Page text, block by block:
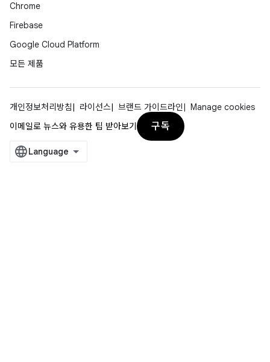
Chrome
Firebase
Google Cloud Platform
모든 제품
개인정보처리방침 라이선스 브랜드 가이드라인
Manage cookies
이메일로 뉴스와 유용한 팁 받아보기
구독